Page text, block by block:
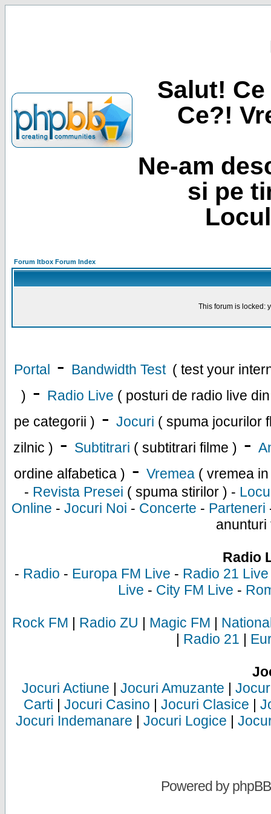
Salut!
Ce?!
Ne-am
si pe
Forum Itbox Forum Index
This forum is locked:
Portal - Bandwidth Test ( test your
) - Radio Live ( posturi de radio live
pe categorii ) - Jocuri ( spuma jocurilor
zilnic ) - Subtitrari ( subtitrari filme ) -
ordine alfabetica ) - Vremea ( vremea
- Revista Presei ( spuma stirilor ) -
Online - Jocuri Noi - Concerte - Parteneri
anunturi
Radio
- Radio - Europa FM Live - Radio 21 Live
Live - City FM Live -
Rock FM | Radio ZU | Magic FM |
| Radio 21 |
Jocuri Actiune | Jocuri Amuzante |
Carti | Jocuri Casino | Jocuri Clasice |
Jocuri Indemanare | Jocuri Logice |
Powered byphpBB